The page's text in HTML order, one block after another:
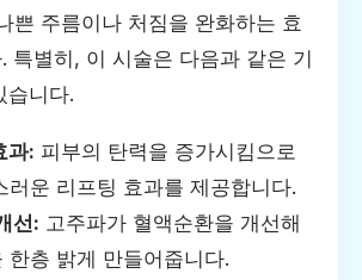
쁜 주름이나 처짐을 완화하는 효
특별히, 이 시술은 다음과 같은 기
습니다.
과: 피부의 탄력을 증가시킴으로
러운 리프팅 효과를 제공합니다.
선: 고주파가 혈액순환을 개선해
한층 밝게 만들어줍니다.